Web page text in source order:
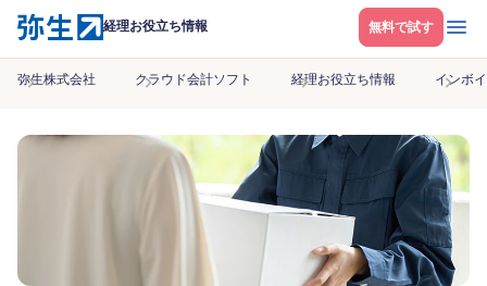
経理お役立ち情報 無料で試す メニ
弥生株式会社 クラウド会計ソフト 経理お役立ち情報 インボ